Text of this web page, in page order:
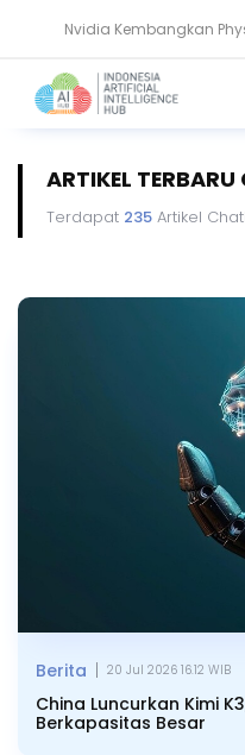
AMD Gandeng Core
ARTIKEL
Terdapat 235Artikel
China Luncurkan Kimi
Berkapasitas Besar
Berita | 20 Jul 2026 16.12 WIB